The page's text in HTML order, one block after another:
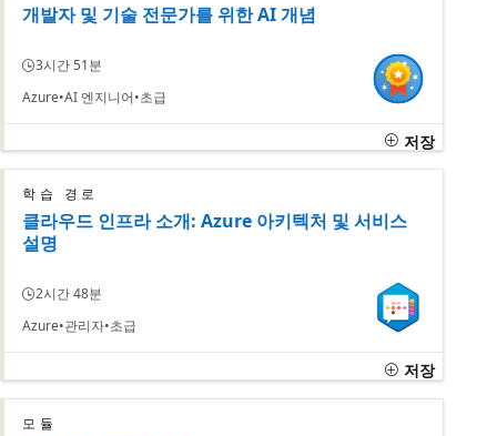
개발자 및 기술 전문가를 위한 AI 개념
3시간 51분
Azure AI 엔지니어 초급
저장
학습 경로
클라우드 인프라 소개: Azure 아키텍처 및 서비스
설명
2시간 48분
Azure 관리자 초급
저장
모듈